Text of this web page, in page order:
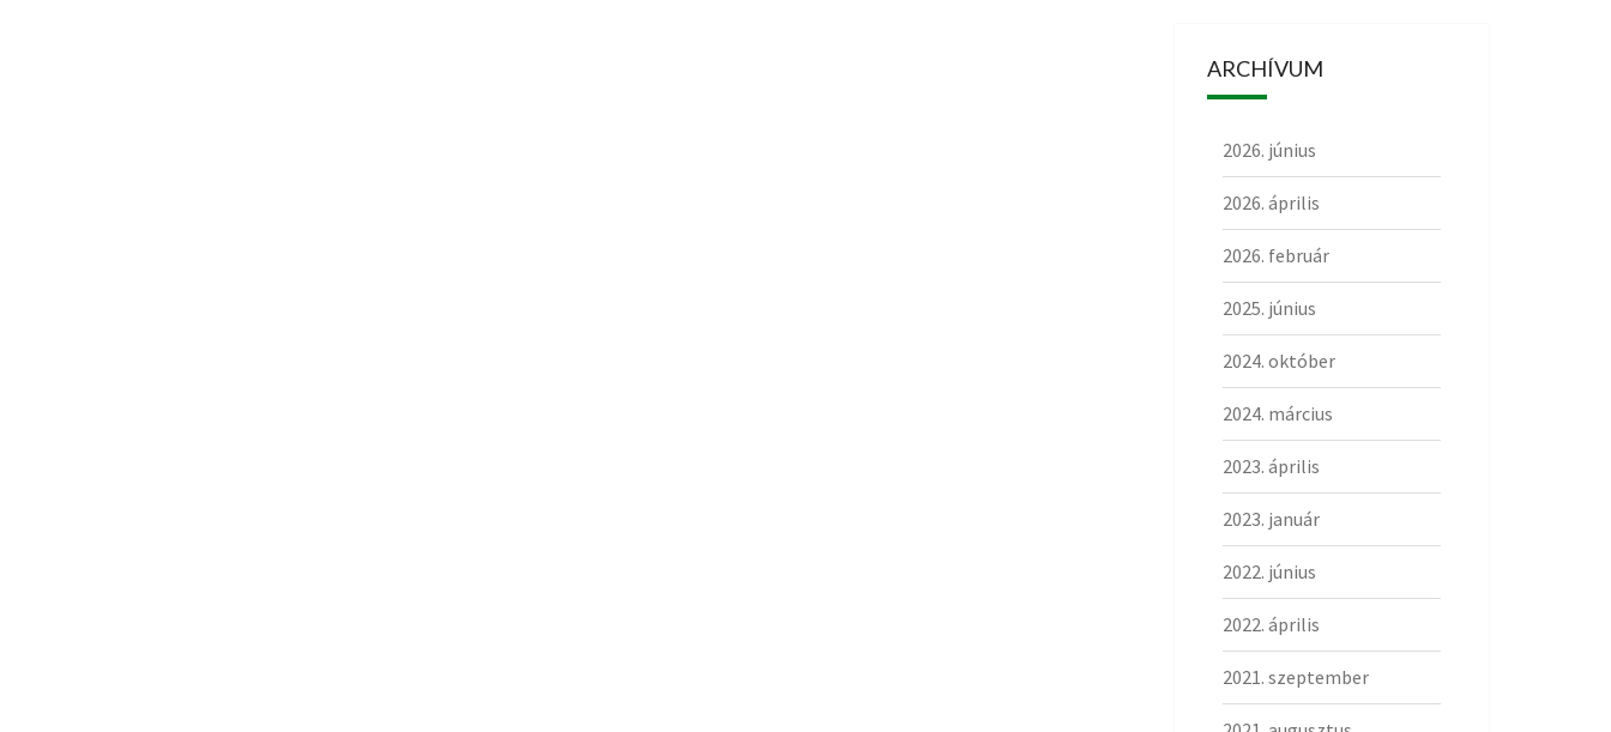
ARCHÍVUM
2026. június
2026. április
2026. február
2025. június
2024. október
2024. március
2023. április
2023. január
2022. június
2022. április
2021. szeptember